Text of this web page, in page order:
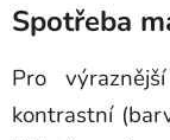
Spotřeba
Pro
kontrastní